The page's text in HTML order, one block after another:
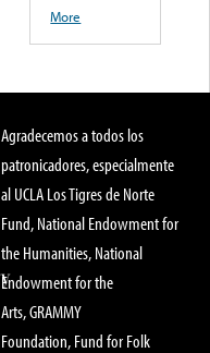
More
Agradecemos a todos los
patronicadores, especialmente
al UCLA Los Tigres de Norte
Fund, National Endowment for
the Humanities, National
Endowment for the
Arts, GRAMMY
Foundation, Fund for Folk